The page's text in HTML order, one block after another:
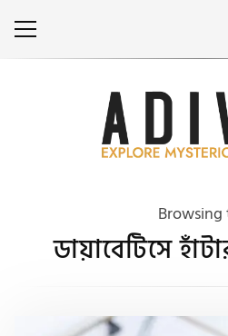
Browsing
ডায়াবেটিসে